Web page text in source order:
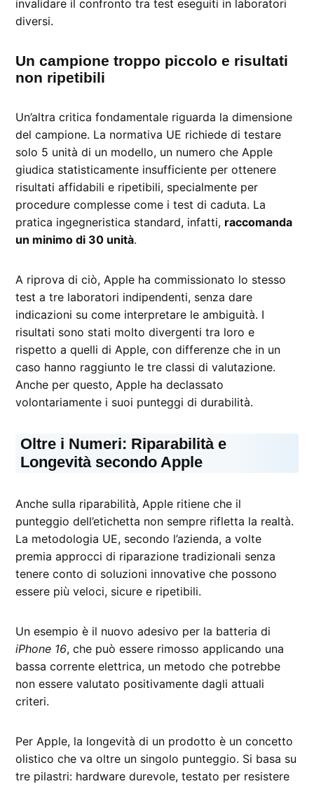
invalidare il confronto tra test eseguiti in laboratori
diversi.
Un campione troppo piccolo e risultati
non ripetibili
Un’altra critica fondamentale riguarda la dimensione
del campione. La normativa UE richiede di testare
solo 5 unità di un modello, un numero che Apple
giudica statisticamente insufficiente per ottenere
risultati affidabili e ripetibili, specialmente per
procedure complesse come i test di caduta. La
pratica ingegneristica standard, infatti, raccomanda
un minimo di 30 unità.
A riprova di ciò, Apple ha commissionato lo stesso
test a tre laboratori indipendenti, senza dare
indicazioni su come interpretare le ambiguità. I
risultati sono stati molto divergenti tra loro e
rispetto a quelli di Apple, con differenze che in un
caso hanno raggiunto le tre classi di valutazione.
Anche per questo, Apple ha declassato
volontariamente i suoi punteggi di durabilità.
Oltre i Numeri: Riparabilità e
Longevità secondo Apple
Anche sulla riparabilità, Apple ritiene che il
punteggio dell’etichetta non sempre rifletta la realtà.
La metodologia UE, secondo l’azienda, a volte
premia approcci di riparazione tradizionali senza
tenere conto di soluzioni innovative che possono
essere più veloci, sicure e ripetibili.
Un esempio è il nuovo adesivo per la batteria di
iPhone 16, che può essere rimosso applicando una
bassa corrente elettrica, un metodo che potrebbe
non essere valutato positivamente dagli attuali
criteri.
Per Apple, la longevità di un prodotto è un concetto
olistico che va oltre un singolo punteggio. Si basa su
tre pilastri: hardware durevole, testato per resistere